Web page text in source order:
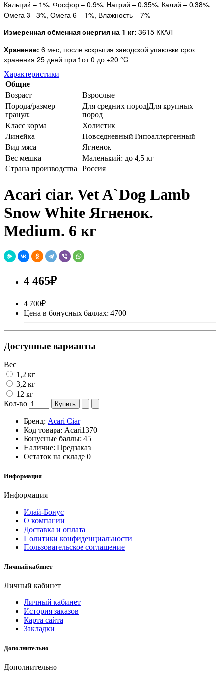
Кальций – 1%, Фосфор – 0,9%, Натрий – 0,35%, Калий – 0,38%,
Омега 3– 3%, Омега 6 – 1%, Влажность – 7%
Измеренная обменная энергия на 1 кг: 3615 ККАЛ
Хранение: 6 мес, после вскрытия заводской упаковки срок
хранения 25 дней при t от 0 до +20 °C
Характеристики
Общие
Возраст
Взрослые
Порода/размер
гранул:
Для средних пород|Для крупных
пород
Класс корма
Холистик
Линейка
Повседневный|Гипоаллергенный
Вид мяса
Ягненок
Вес мешка
Маленький: до 4,5 кг
Страна производства
Россия
Acari ciar. Vet A`Dog Lamb
Snow White Ягненок.
Medium. 6 кг
4 465₽
4 700₽
Цена в бонусных баллах: 4700
Доступные варианты
Вес
1,2 кг
3,2 кг
12 кг
Кол-во
Купить
Бренд: Acari Ciar
Код товара: Acari1370
Бонусные баллы: 45
Наличие: Предзаказ
Остаток на складе 0
Информация
Информация
Илай-Бонус
О компании
Доставка и оплата
Политики конфиденциальности
Пользовательское соглашение
Личный кабинет
Личный кабинет
Личный кабинет
История заказов
Карта сайта
Закладки
Дополнительно
Дополнительно